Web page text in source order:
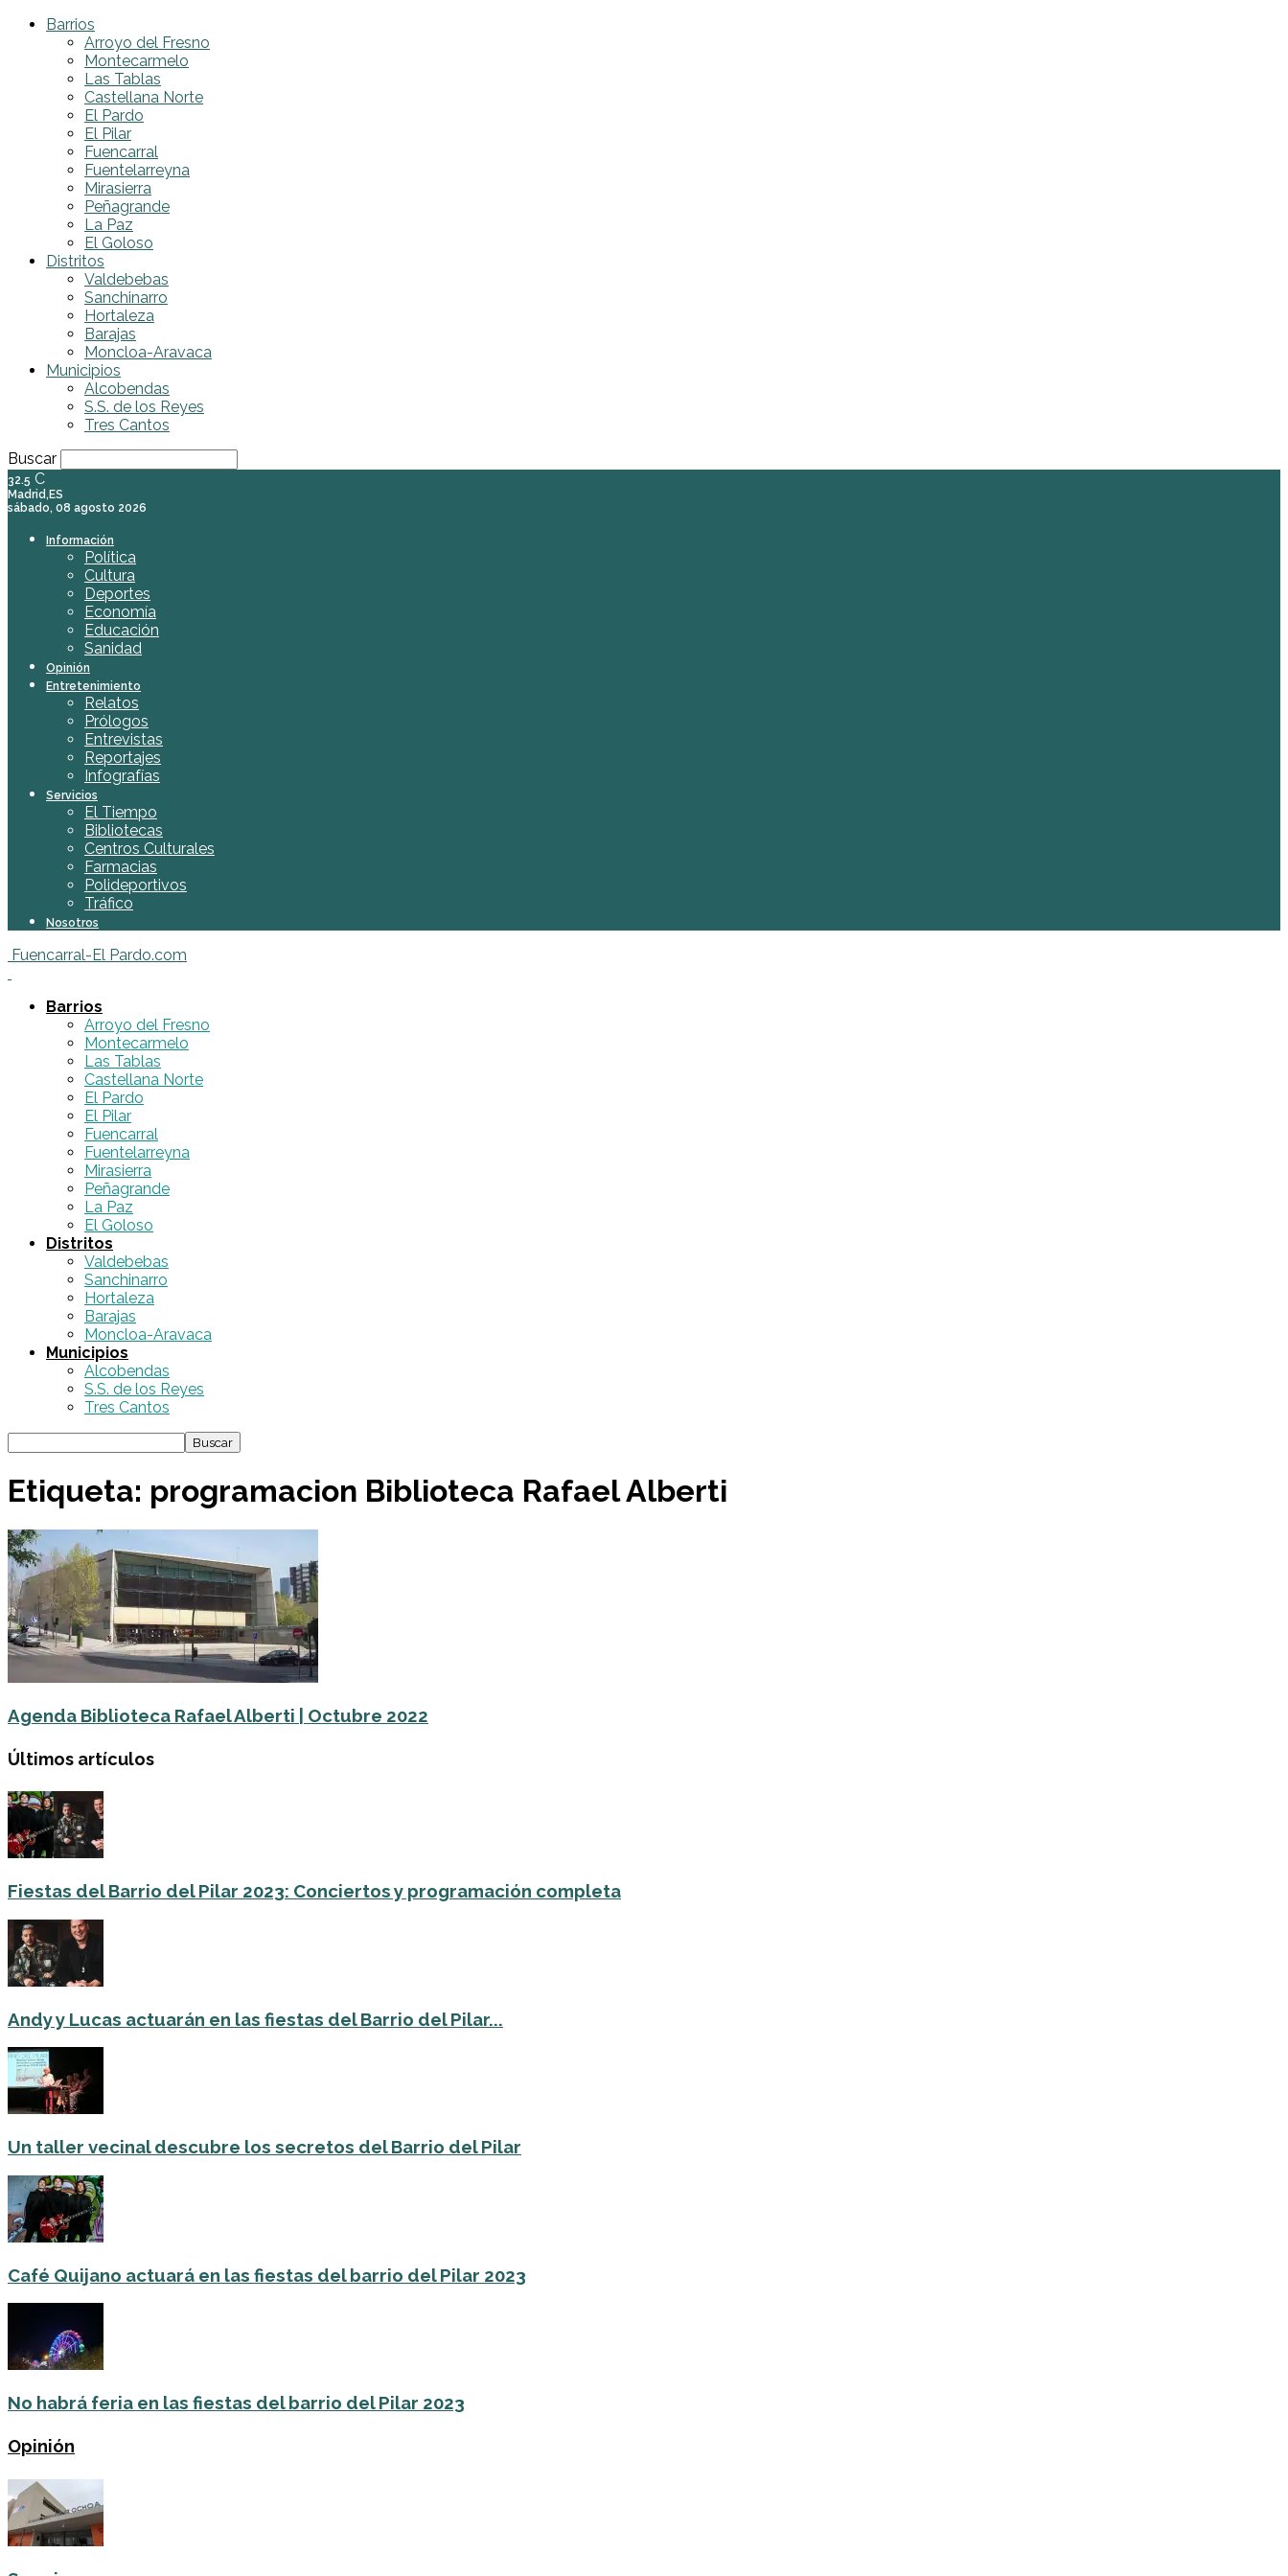
Barrios
Arroyo del Fresno
Montecarmelo
Las Tablas
Castellana Norte
El Pardo
El Pilar
Fuencarral
Fuentelarreyna
Mirasierra
Peñagrande
La Paz
El Goloso
Distritos
Valdebebas
Sanchinarro
Hortaleza
Barajas
Moncloa-Aravaca
Municipios
Alcobendas
S.S. de los Reyes
Tres Cantos
Buscar
32.5 C
Madrid,ES
sábado, 08 agosto 2026
Información
Política
Cultura
Deportes
Economía
Educación
Sanidad
Opinión
Entretenimiento
Relatos
Prólogos
Entrevistas
Reportajes
Infografías
Servicios
El Tiempo
Bibliotecas
Centros Culturales
Farmacias
Polideportivos
Tráfico
Nosotros
Fuencarral-El Pardo.com
Barrios
Arroyo del Fresno
Montecarmelo
Las Tablas
Castellana Norte
El Pardo
El Pilar
Fuencarral
Fuentelarreyna
Mirasierra
Peñagrande
La Paz
El Goloso
Distritos
Valdebebas
Sanchinarro
Hortaleza
Barajas
Moncloa-Aravaca
Municipios
Alcobendas
S.S. de los Reyes
Tres Cantos
Etiqueta: programacion Biblioteca Rafael Alberti
Agenda Biblioteca Rafael Alberti | Octubre 2022
Últimos artículos
Fiestas del Barrio del Pilar 2023: Conciertos y programación completa
Andy y Lucas actuarán en las fiestas del Barrio del Pilar...
Un taller vecinal descubre los secretos del Barrio del Pilar
Café Quijano actuará en las fiestas del barrio del Pilar 2023
No habrá feria en las fiestas del barrio del Pilar 2023
Opinión